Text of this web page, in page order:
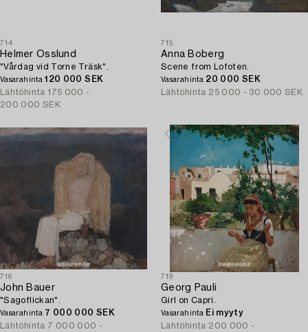
714
Helmer Osslund
"Vårdag vid Torne Träsk".
Vasarahinta120 000 SEK
Lähtöhinta 175 000 -
200 000 SEK
715
Anna Boberg
Scene from Lofoten.
Vasarahinta 20 000 SEK
Lähtöhinta 25 000 - 30 000 SEK
716
John Bauer
"Sagoflickan".
Vasarahinta 7 000 000 SEK
Lähtöhinta 7 000 000 -
719
Georg Pauli
Girl on Capri.
Vasarahinta Ei myyty
Lähtöhinta 200 000 -